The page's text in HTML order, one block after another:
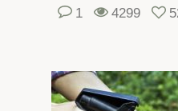
1 4299